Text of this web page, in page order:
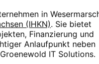
in
(IHKN). Sie bietet
Finanzierung und
Anlaufpunkt neben
IT Solutions.